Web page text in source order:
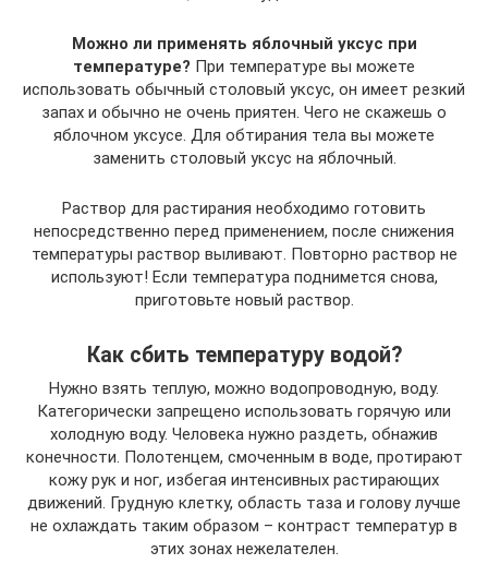
Можно ли применять яблочный уксус при
температуре? При температуре вы можете
использовать обычный столовый уксус, он имеет резкий
запах и обычно не очень приятен. Чего не скажешь о
яблочном уксусе. Для обтирания тела вы можете
заменить столовый уксус на яблочный.
Раствор для растирания необходимо готовить
непосредственно перед применением, после снижения
температуры раствор выливают. Повторно раствор не
используют! Если температура поднимется снова,
приготовьте новый раствор.
Как сбить температуру водой?
Нужно взять теплую, можно водопроводную, воду.
Категорически запрещено использовать горячую или
холодную воду. Человека нужно раздеть, обнажив
конечности. Полотенцем, смоченным в воде, протирают
кожу рук и ног, избегая интенсивных растирающих
движений. Грудную клетку, область таза и голову лучше
не охлаждать таким образом – контраст температур в
этих зонах нежелателен.